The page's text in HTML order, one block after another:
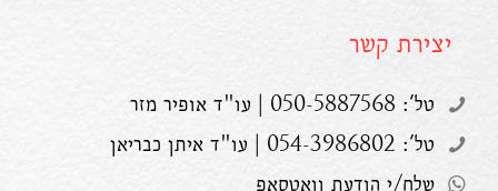
יצירת קשר
טל': 050-5887568 | עו"ד אופיר מזר
טל': 054-3986802 | עו"ד איתן כבריאן
שלח/י הודעת וואטסאפ